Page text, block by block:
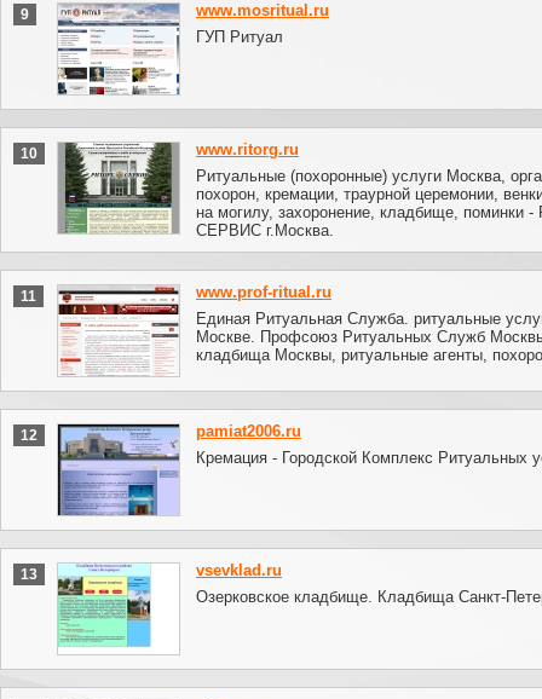
9
www.mosritual.ru
ГУП Ритуал
10
www.ritorg.ru
Ритуальные (похоронные) услуги Москва,
похорон, кремации, траурной церемонии,
на могилу, захоронение, кладбище, поминки
СЕРВИС г.Москва.
11
www.prof-ritual.ru
Единая Ритуальная Cлужба. ритуальные
Москве. Профсоюз Ритуальных Служб
кладбища Москвы, ритуальные агенты,
12
pamiat2006.ru
Кремация - Городской Комплекс Ритуальных
13
vsevklad.ru
Озерковское кладбище. Кладбища Санкт-